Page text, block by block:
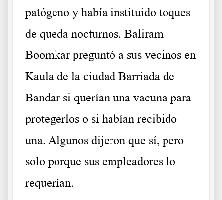
patógeno y había instituido toques
de queda nocturnos. Baliram
Boomkar preguntó a sus vecinos en
Kaula de la ciudad Barriada de
Bandar si querían una vacuna para
protegerlos o si habían recibido
una. Algunos dijeron que sí, pero
solo porque sus empleadores lo
requerían.